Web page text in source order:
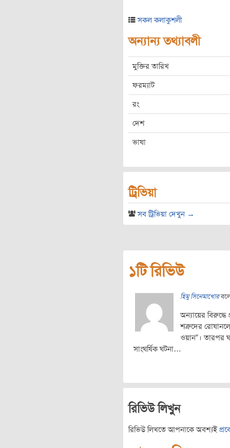
সকল কলাকুশলী
অন্যান্য তথ্যাবলী
মুক্তির তারিখ
ফরম্যাট
রং
দেশ
ভাষা
ট্রিভিয়া
সব ট্রিভিয়া দেখুন →
১টি রিভিউ
হিমু সিনেমাখোর
অন্যায়ের
শত্রুদের
ওয়ান”। তারপর
সাংঘর্ষিক ঘটনা…
রিভিউ লিখুন
রিভিউ লিখতে আপনাকে অবশ্যই